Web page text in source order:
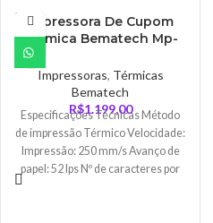
ESGO
TADOImpressora De Cupom
Térmica Bematech Mp-
4200 Th USB e Ethernet –
MP4200TH
Impressoras, Térmicas
Bematech
R$1.199,00
Especificações Técnicas Método
de impressão Térmico Velocidade:
Impressão: 250 mm/s Avanço de
papel: 52 lps Nº de caracteres por